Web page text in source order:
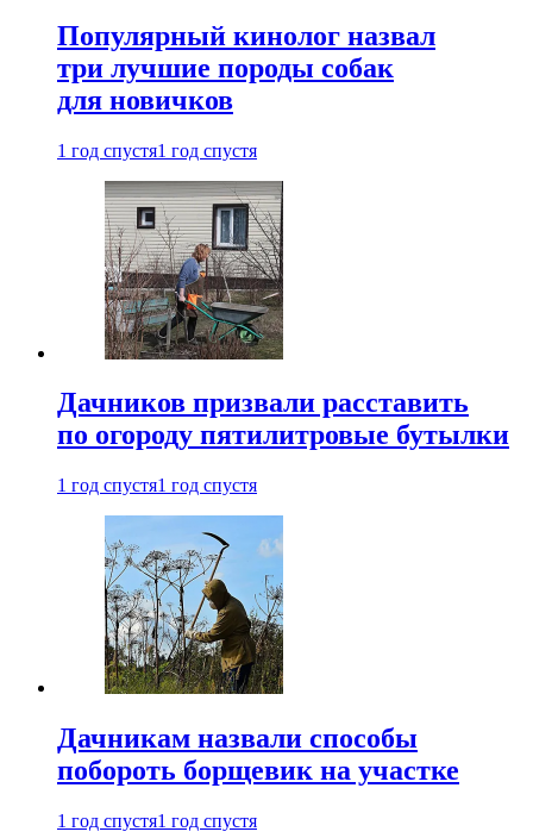
Популярный кинолог назвал
три лучшие породы собак
для новичков
1 год спустя1 год спустя
Дачников призвали расставить
по огороду пятилитровые бутылки
1 год спустя1 год спустя
Дачникам назвали способы
побороть борщевик на участке
1 год спустя1 год спустя